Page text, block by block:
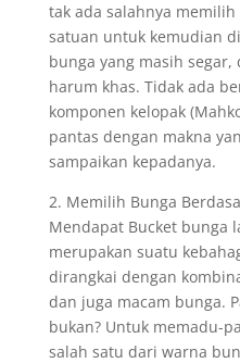
tak ada salahnya
satuan untuk kemudian
bunga yang masih
harum khas. Tidak ada
komponen kelopak
pantas dengan makna
sampaikan kepadanya.
2. Memilih Bunga
Mendapat Bucket bunga
merupakan suatu
dirangkai dengan
dan juga macam bunga.
bukan? Untuk memadu-
salah satu dari warna